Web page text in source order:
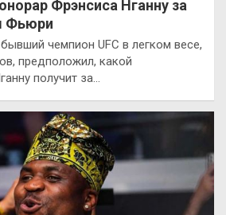
Фрэнсиса Нганну за
Фьюри
чемпион UFC в легком весе,
предположил, какой
получит за…